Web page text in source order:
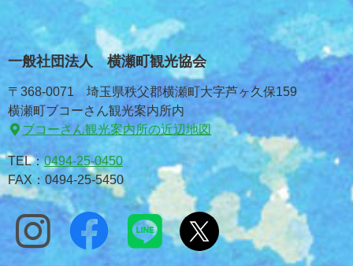
一般社団法人 横瀬町観光協会
〒368-0071 埼玉県秩父郡横瀬町大字芦ヶ久保159
横瀬町ブコーさん観光案内所内
ブコーさん観光案内所の近辺地図
TEL：0494-25-0450
FAX：0494-25-5450